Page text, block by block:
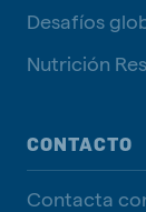
Desafíos
Nutrición
CONTACTO
Contacta